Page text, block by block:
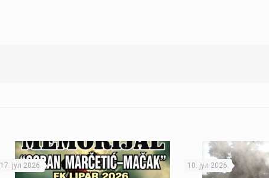
17. јул 2026. 10. јул 2026.